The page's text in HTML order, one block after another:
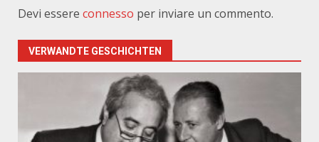
Devi essere connesso per inviare un commento.
VERWANDTE GESCHICHTEN